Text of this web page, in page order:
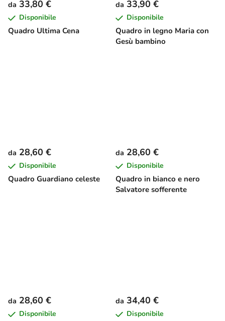
Quadro Ultima Cena
da 33,80 €
Disponibile
Quadro in legno Maria con
Gesù bambino
da 33,90 €
Disponibile
Quadro Guardiano celeste
da 28,60 €
Disponibile
Quadro in bianco e nero
Salvatore sofferente
da 28,60 €
Disponibile
da 28,60 €
Disponibile
da 34,40 €
Disponibile